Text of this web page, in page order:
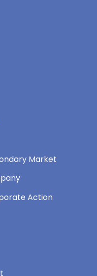
Market
Action